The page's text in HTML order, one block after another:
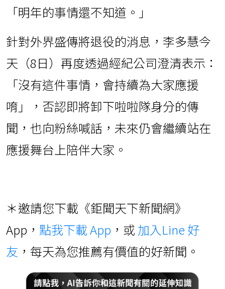
「明年的事情還不知道。」
針對外界盛傳將退役的消息，李多慧今
天（8日）再度透過經紀公司澄清表示：
「沒有這件事情，會持續為大家應援
唷」，否認即將卸下啦啦隊身分的傳
聞，也向粉絲喊話，未來仍會繼續站在
應援舞台上陪伴大家。
＊邀請您下載《鉅聞天下新聞網》
App， 點我下載 App ，或 加入Line 好
友 ，每天為您推薦有價值的好新聞。